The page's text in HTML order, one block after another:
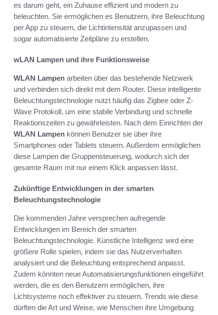
es darum geht, ein Zuhause effizient und modern zu
beleuchten. Sie ermöglichen es Benutzern, ihre Beleuchtung
per App zu steuern, die Lichtintensität anzupassen und
sogar automatisierte Zeitpläne zu erstellen.
wLAN Lampen und ihre Funktionsweise
WLAN Lampen arbeiten über das bestehende Netzwerk
und verbinden sich direkt mit dem Router. Diese intelligente
Beleuchtungstechnologie nutzt häufig das Zigbee oder Z-
Wave Protokoll, um eine stabile Verbindung und schnelle
Reaktionszeiten zu gewährleisten. Nach dem Einrichten der
WLAN Lampen können Benutzer sie über ihre
Smartphones oder Tablets steuern. Außerdem ermöglichen
diese Lampen die Gruppensteuerung, wodurch sich der
gesamte Raum mit nur einem Klick anpassen lässt.
Zukünftige Entwicklungen in der smarten
Beleuchtungstechnologie
Die kommenden Jahre versprechen aufregende
Entwicklungen im Bereich der smarten
Beleuchtungstechnologie. Künstliche Intelligenz wird eine
größere Rolle spielen, indem sie das Nutzerverhalten
analysiert und die Beleuchtung entsprechend anpasst.
Zudem könnten neue Automatisierungsfunktionen eingeführt
werden, die es den Benutzern ermöglichen, ihre
Lichtsysteme noch effektiver zu steuern. Trends wie diese
dürften die Art und Weise, wie Menschen ihre Umgebung